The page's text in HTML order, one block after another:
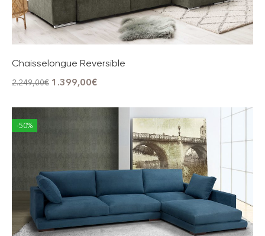
Chaisselongue Reversible
2.249,00€ 1.399,00€
-50%